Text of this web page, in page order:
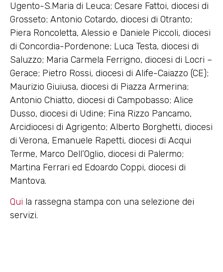
Ugento-S.Maria di Leuca; Cesare Fattoi, diocesi di
Grosseto; Antonio Cotardo, diocesi di Otranto;
Piera Roncoletta, Alessio e Daniele Piccoli, diocesi
di Concordia-Pordenone; Luca Testa, diocesi di
Saluzzo; Maria Carmela Ferrigno, diocesi di Locri –
Gerace; Pietro Rossi, diocesi di Alife-Caiazzo (CE);
Maurizio Giuiusa, diocesi di Piazza Armerina;
Antonio Chiatto, diocesi di Campobasso; Alice
Dusso, diocesi di Udine; Fina Rizzo Pancamo,
Arcidiocesi di Agrigento; Alberto Borghetti, diocesi
di Verona, Emanuele Rapetti, diocesi di Acqui
Terme, Marco Dell’Oglio, diocesi di Palermo;
Martina Ferrari ed Edoardo Coppi, diocesi di
Mantova.
Qui la rassegna stampa con una selezione dei
servizi.